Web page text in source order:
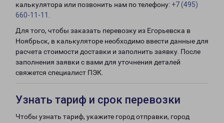
калькулятора или позвонить нам по телефону: +7 (495)
660-11-11
Для того, чтобы заказать перевозку из Егорьевска в
Ноябрьск, в калькуляторе необходимо ввести данные для
расчета стоимости доставки и заполнить заявку. После
заполнения заявки с вами для уточнения деталей
свяжется специалист ПЭК.
Узнать тариф и срок перевозки
Чтобы узнать тариф, укажите город отправки, город